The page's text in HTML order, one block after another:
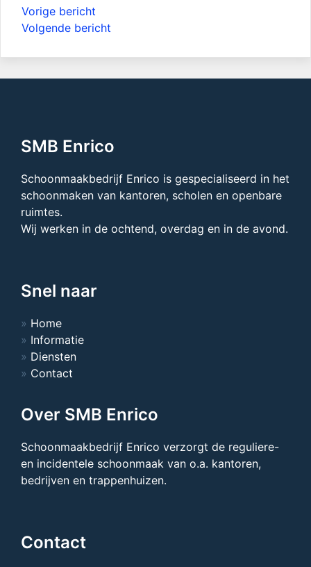
Bericht
navigatie
Vorige bericht
Volgende bericht
SMB Enrico
Schoonmaakbedrijf Enrico is gespecialiseerd in het
schoonmaken van kantoren, scholen en openbare
ruimtes.
Wij werken in de ochtend, overdag en in de avond.
Snel naar
Home
Informatie
Diensten
Contact
Over SMB Enrico
Schoonmaakbedrijf Enrico verzorgt de reguliere-
en incidentele schoonmaak van o.a. kantoren,
bedrijven en trappenhuizen.
Contact